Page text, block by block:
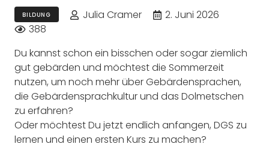
BILDUNG Julia Cramer
2. Juni 2026
388
Du kannst schon ein bisschen oder sogar ziemlich
gut gebärden und möchtest die Sommerzeit
nutzen, um noch mehr über Gebärdensprachen,
die Gebärdensprachkultur und das Dolmetschen
zu erfahren?
Oder möchtest Du jetzt endlich anfangen, DGS zu
lernen und einen ersten Kurs zu machen?